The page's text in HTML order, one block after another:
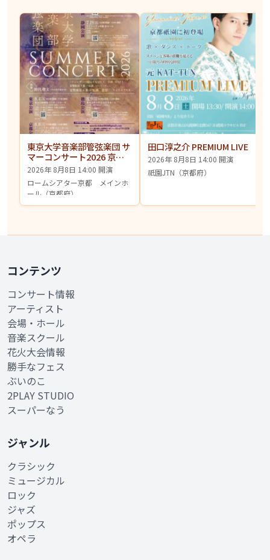
東京大学音楽部管弦楽団 サ
マーコンサート2026 京都
公演
2026年 8月8日 14:00 開演
ロームシアター京都 メインホ
ール（京都府）
田口淳之介 PREMIUM LIVE
2026年 8月8日 14:00 開演
祇園JTN（京都府）
コンテンツ
コンサート情報
アーティスト
会場・ホール
音楽スクール
花火大会情報
勝手なフェス
ぶいのこ
2PLAY STUDIO
スーパーなう
ジャンル
クラシック
ミュージカル
ロック
ジャズ
ポップス
オペラ